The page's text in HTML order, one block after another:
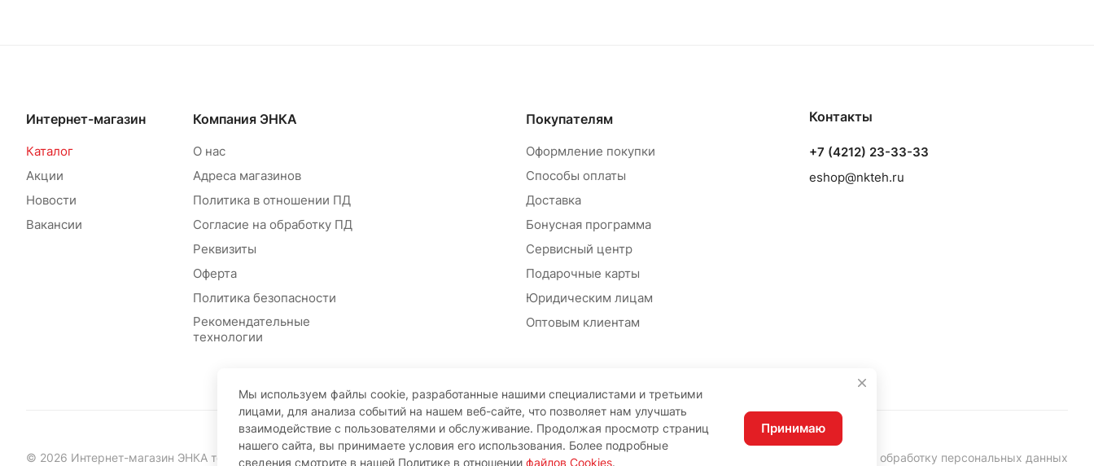
Интернет-магазин
Каталог
Акции
Новости
Вакансии
Компания ЭНКА
О нас
Адреса магазинов
Политика в отношении ПД
Согласие на обработку ПД
Реквизиты
Оферта
Политика безопасности
Рекомендательные
технологии
Покупателям
Оформление покупки
Способы оплаты
Доставка
Бонусная программа
Сервисный центр
Подарочные карты
Юридическим лицам
Оптовым клиентам
Контакты
+7 (4212) 23-33-33
eshop@nkteh.ru
© 2026 Интернет-магазин ЭНКА техника Согласие на обработку персональных данных
Мы используем файлы cookie, разработанные нашими специалистами и третьими
лицами, для анализа событий на нашем веб-сайте, что позволяет нам улучшать
взаимодействие с пользователями и обслуживание. Продолжая просмотр страниц
нашего сайта, вы принимаете условия его использования. Более подробные
сведения смотрите в нашей Политике в отношении файлов Cookies.
Принимаю